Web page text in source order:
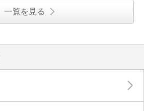
一覧を見る